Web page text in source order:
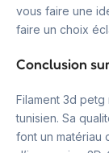
vous faire une
faire un choix
Conclusion
Filament 3d
tunisien. Sa
font un matériau